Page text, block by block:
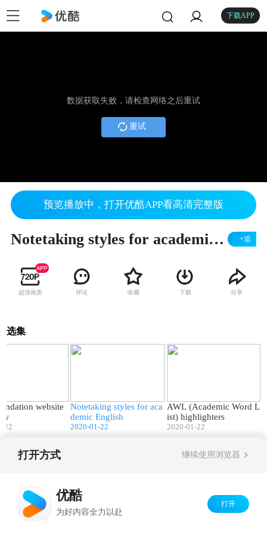
下载APP
数据获取失败，请检查网络之后重试
重试
预览播放中，打开优酷APP看高清完整版
Notetaking styles for academic English +追
超清画质 评论 收藏 下载 分享
选集
website
22
Notetaking styles for aca
demic English
2020-01-22
AWL (Academic Word L
ist) highlighters
2020-01-22
打开方式 继续使用浏览器
优酷
为好内容全力以赴
打开